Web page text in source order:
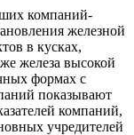
компаний-
железной
в кусках,
железа высокой
формах с
показывают
компаний,
учредителей